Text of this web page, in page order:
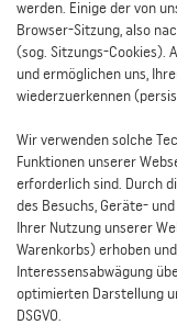
werden. Einige der von
Browser-Sitzung, also
(sog. Sitzungs-Cookies).
und ermöglichen uns,
wiederzuerkennen
Wir verwenden solche
Funktionen unserer
erforderlich sind. Durch
des Besuchs, Geräte-
Ihrer Nutzung unserer
Warenkorbs) erhoben
Interessensabwägung
optimierten Darstellung
DSGVO.